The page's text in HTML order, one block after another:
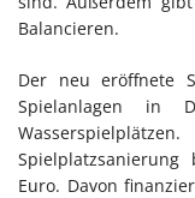
Balancieren.
Der neu eröffnete
Spielanlagen in
Euro. Davon